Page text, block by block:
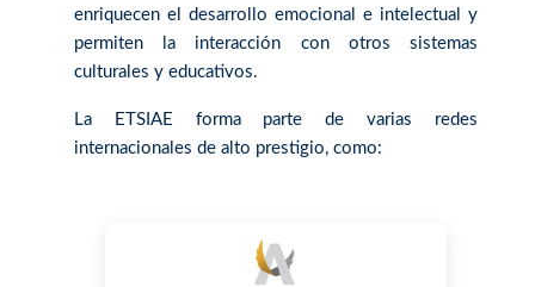
enriquecen el desarrollo emocional e intelectual y
permiten la interacción con otros sistemas
culturales y educativos.
La ETSIAE forma parte de varias redes
internacionales de alto prestigio, como: